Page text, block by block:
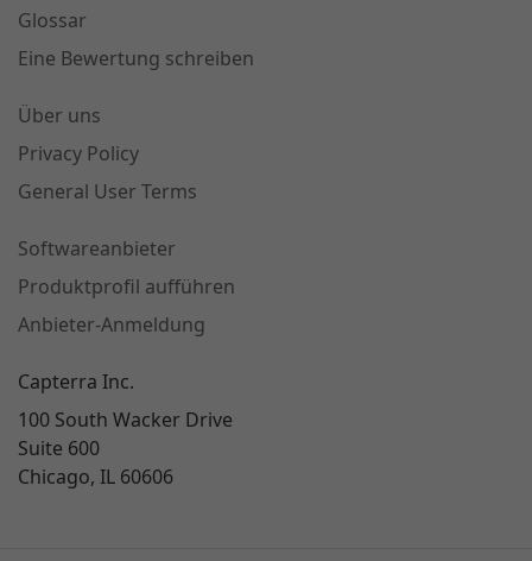
Glossar
Eine Bewertung schreiben
Über uns
Privacy Policy
General User Terms
Softwareanbieter
Produktprofil aufführen
Anbieter-Anmeldung
Capterra Inc.
100 South Wacker Drive
Suite 600
Chicago, IL 60606